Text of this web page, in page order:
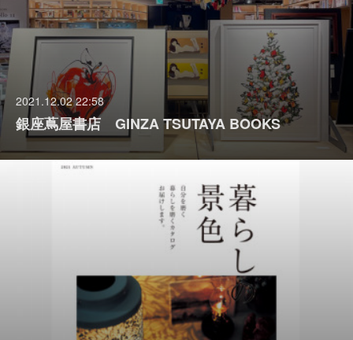
2021.12.02 22:58
銀座蔦屋書店 GINZA TSUTAYA BOOKS